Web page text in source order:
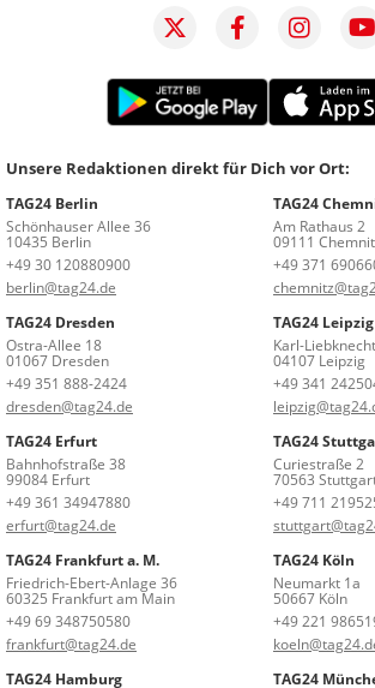
Unsere Redaktionen direkt für Dich vor Ort:
TAG24 Berlin
Schönhauser Allee 36
10435 Berlin
+49 30 120880900
berlin@tag24.de
TAG24
Am Rathaus 2
09111
+49 371
TAG24 Dresden
Ostra-Allee 18
01067 Dresden
+49 351 888-2424
dresden@tag24.de
TAG24 Leipzig
Karl-
04107 Leipzig
+49 341
TAG24 Erfurt
Bahnhofstraße 38
99084 Erfurt
+49 361 34947880
erfurt@tag24.de
TAG24
Curiestraße 2
70563
+49 711
TAG24 Frankfurt a. M.
Friedrich-Ebert-Anlage 36
60325 Frankfurt am Main
+49 69 348750580
frankfurt@tag24.de
TAG24 Köln
Neumarkt 1a
50667 Köln
+49 221
TAG24 Hamburg
TAG24